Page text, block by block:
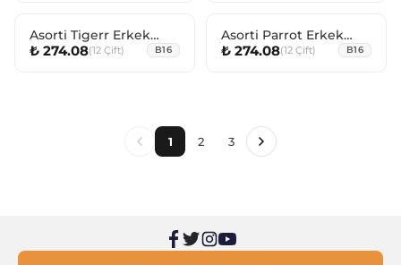
Asorti Tigerr Erkek
Bebek Step
₺ 274.08(12 Çift) B16
Asorti Parrot Erkek
Bebek Step
₺ 274.08(12 Çift) B16
1 2 3